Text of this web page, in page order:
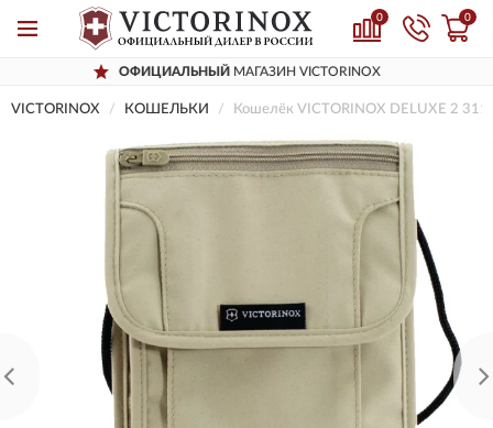
0 0
МАГАЗИН VICTORINOX
VICTORINOX КОШЕЛЬКИ Кошелёк VICTORINOX DELUXE 2